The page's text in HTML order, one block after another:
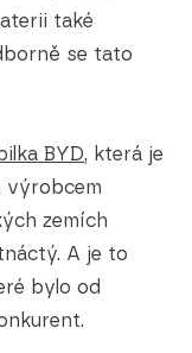
také
se tato
BYD, která je
výrobcem
zemích
A je to
bylo od